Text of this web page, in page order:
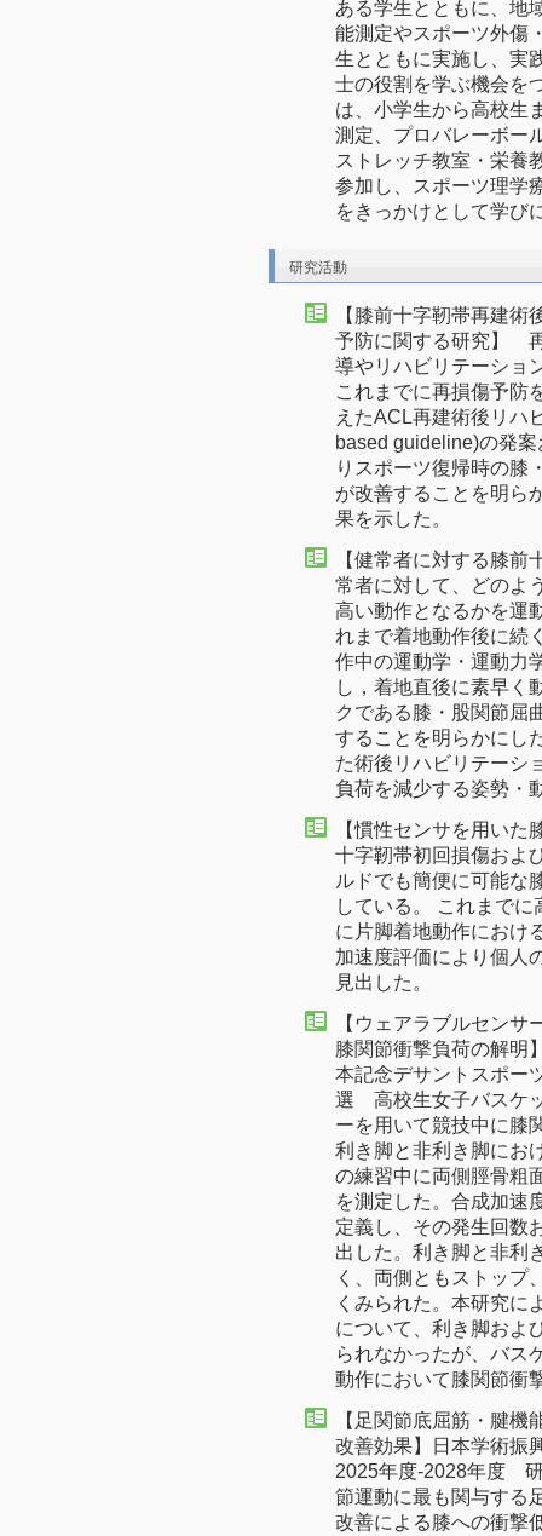
ある学生とともに、地
能測定やスポーツ外傷
生とともに実施し、実
士の役割を学ぶ機会を
は、小学生から高校生
測定、プロバレーボー
ストレッチ教室・栄養
参加し、スポーツ理学
をきっかけとして学び
研究活動
【膝前十字靭帯再建
予防に関する研究】
導やリハビリテーショ
これまでに再損傷予防
えたACL再建術後リハ
based guideline)の発
りスポーツ復帰時の膝
が改善することを明ら
果を示した。
【健常者に対する膝
常者に対して、どのよ
高い動作となるかを運
れまで着地動作後に続
作中の運動学・運動力
し，着地直後に素早く
クである膝・股関節屈
することを明らかにし
た術後リハビリテーシ
負荷を減少する姿勢・
【慣性センサを用い
十字靭帯初回損傷およ
ルドでも簡便に可能な
している。 これまで
に片脚着地動作におけ
加速度評価により個人
見出した。
【ウェアラブルセン
膝関節衝撃負荷の解明
本記念デサントスポー
選 高校生女子バスケ
ーを用いて競技中に膝
利き脚と非利き脚にお
の練習中に両側脛骨粗
を測定した。合成加速
定義し、その発生回数
出した。利き脚と非利
く、両側ともストップ
くみられた。本研究に
について、利き脚およ
られなかったが、バス
動作において膝関節衝
【足関節底屈筋・腱
改善効果】日本学術
2025年度-2028年度
節運動に最も関与する
改善による膝への衝撃